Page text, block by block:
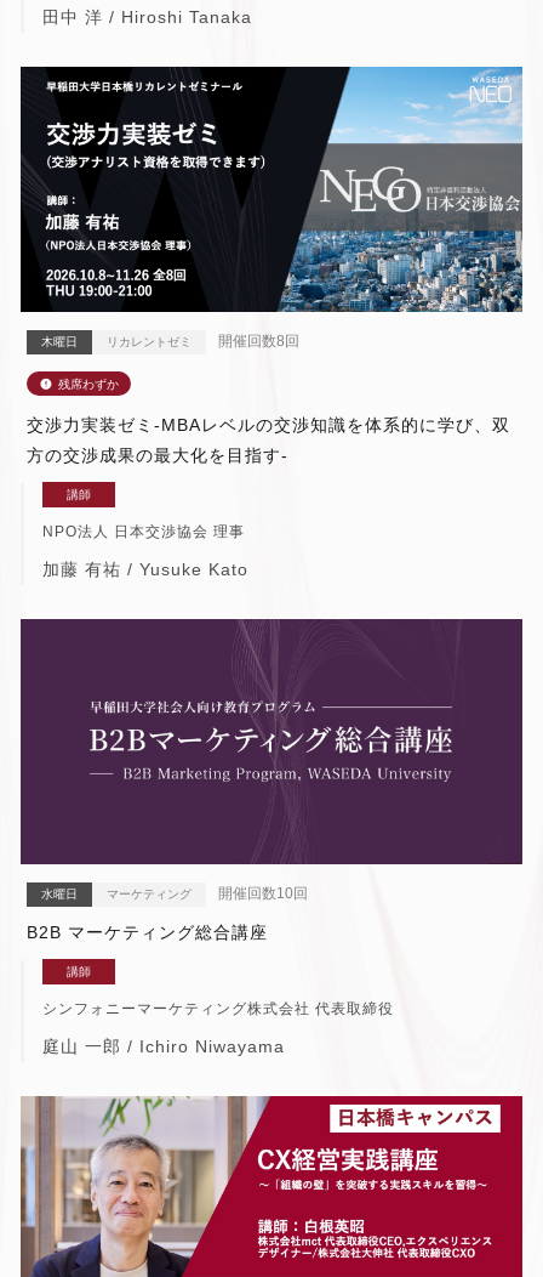
田中 洋 / Hiroshi Tanaka
木曜日 リカレントゼミ 開催回数8回
交渉力実装ゼミ-MBAレベルの交渉知識を体系的に学び、双
方の交渉成果の最大化を目指す-
講師
NPO法人 日本交渉協会 理事
加藤 有祐 / Yusuke Kato
水曜日 マーケティング 開催回数10回
B2B マーケティング総合講座
講師
シンフォニーマーケティング株式会社 代表取締役
庭山 一郎 / Ichiro Niwayama